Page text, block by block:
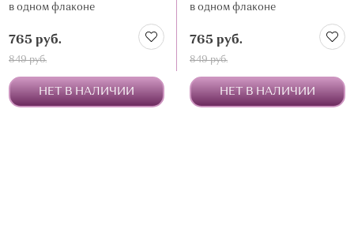
в одном флаконе
765 руб.
849 руб.
НЕТ В НАЛИЧИИ
в одном флаконе
765 руб.
849 руб.
НЕТ В НАЛИЧИИ